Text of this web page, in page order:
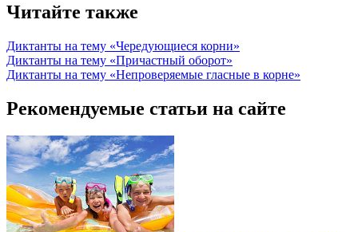
Читайте также
Диктанты на тему «Чередующиеся корни»
Диктанты на тему «Причастный оборот»
Диктанты на тему «Непроверяемые гласные в корне»
Рекомендуемые статьи на сайте